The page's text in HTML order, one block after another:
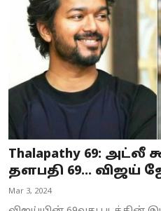
Thalapathy 69: அட்லீ
தளபதி 69... விஜய்
Mar 3, 2024